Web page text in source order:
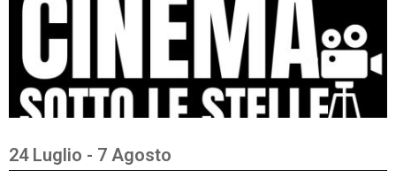
24 Luglio - 7 Agosto